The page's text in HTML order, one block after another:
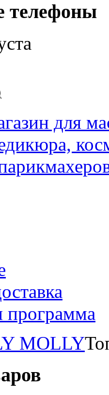
телефоны
программа
MOLLY